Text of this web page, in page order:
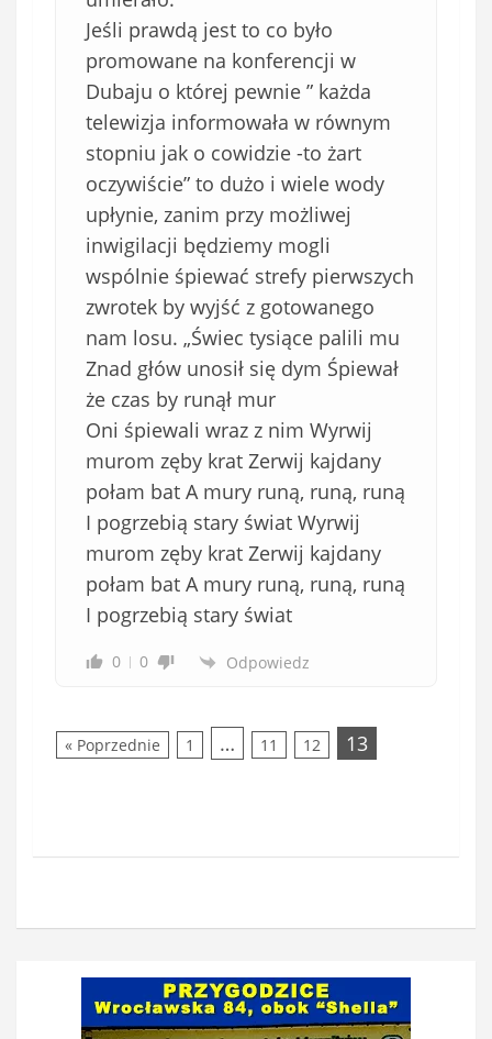
Jeśli prawdą jest to co było
promowane na konferencji w
Dubaju o której pewnie ” każda
telewizja informowała w równym
stopniu jak o cowidzie -to żart
oczywiście” to dużo i wiele wody
upłynie, zanim przy możliwej
inwigilacji będziemy mogli
wspólnie śpiewać strefy pierwszych
zwrotek by wyjść z gotowanego
nam losu. „Świec tysiące palili mu
Znad głów unosił się dym Śpiewał
że czas by runął mur
Oni śpiewali wraz z nim Wyrwij
murom zęby krat Zerwij kajdany
połam bat A mury runą, runą, runą
I pogrzebią stary świat Wyrwij
murom zęby krat Zerwij kajdany
połam bat A mury runą, runą, runą
I pogrzebią stary świat
0 0 Odpowiedz
« Poprzednie 1 … 11 12 13